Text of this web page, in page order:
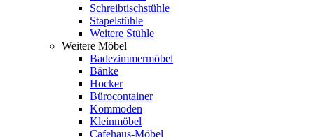
Schreibtischstühle
Stapelstühle
Weitere Stühle
Weitere Möbel
Badezimmermöbel
Bänke
Hocker
Bürocontainer
Kommoden
Kleinmöbel
Cafehaus-Möbel